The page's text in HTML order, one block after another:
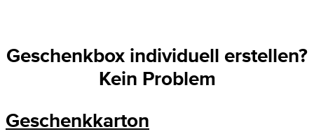
Geschenkbox individuell erstellen?
Kein Problem
Geschenkkarton